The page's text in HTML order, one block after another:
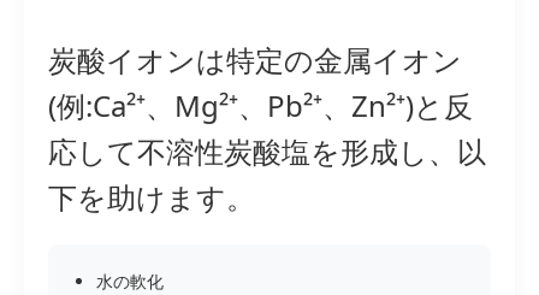
炭酸イオンは特定の金属イオン
(例:Ca²⁺、Mg²⁺、Pb²⁺、Zn²⁺)と反
応して不溶性炭酸塩を形成し、以
下を助けます。
水の軟化